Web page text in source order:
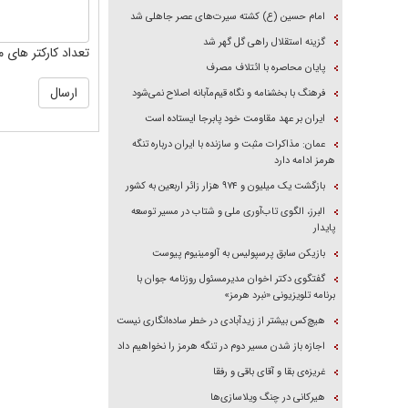
تعداد کارکتر های
امام حسین (ع) کشته سیرت‌های عصر جاهلی شد
گزینه استقلال راهی گل گهر شد
پایان محاصره با ائتلاف مصرف
فرهنگ با بخشنامه و نگاه قیم‌مآبانه اصلاح نمی‌شود
ایران بر عهد مقاومت خود پابرجا ایستاده است
عمان: مذاکرات مثبت و سازنده با ایران درباره تنگه
هرمز ادامه دارد
بازگشت یک میلیون و ۹۷۴ هزار زائر اربعین به کشور
البرز، الگوی تاب‌آوری ملی و شتاب در مسیر توسعه
پایدار
بازیکن سابق پرسپولیس به آلومینیوم پیوست
گفتگوی دکتر اخوان مدیرمسئول روزنامه جوان با
برنامه تلویزیونی «نبرد هرمز»
هیچ‌کس بیشتر از زیدآبادی در خطر ساده‌انگاری نیست
اجازه باز شدن مسیر دوم در تنگه هرمز را نخواهیم داد
غریزه‌ی بقا و آقای باقی و رفقا
هیرکانی در چنگ ویلاسازی‌ها